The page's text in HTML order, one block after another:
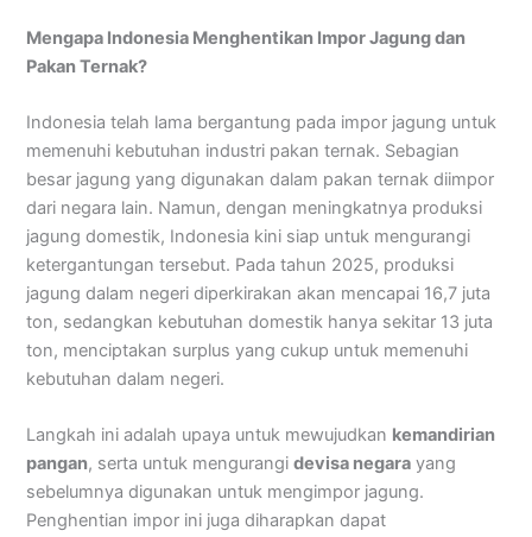
Mengapa Indonesia Menghentikan Impor Jagung dan
Pakan Ternak?
Indonesia telah lama bergantung pada impor jagung untuk
memenuhi kebutuhan industri pakan ternak. Sebagian
besar jagung yang digunakan dalam pakan ternak diimpor
dari negara lain. Namun, dengan meningkatnya produksi
jagung domestik, Indonesia kini siap untuk mengurangi
ketergantungan tersebut. Pada tahun 2025, produksi
jagung dalam negeri diperkirakan akan mencapai 16,7 juta
ton, sedangkan kebutuhan domestik hanya sekitar 13 juta
ton, menciptakan surplus yang cukup untuk memenuhi
kebutuhan dalam negeri.
Langkah ini adalah upaya untuk mewujudkan kemandirian
pangan, serta untuk mengurangidevisa negara yang
sebelumnya digunakan untuk mengimpor jagung.
Penghentian impor ini juga diharapkan dapat